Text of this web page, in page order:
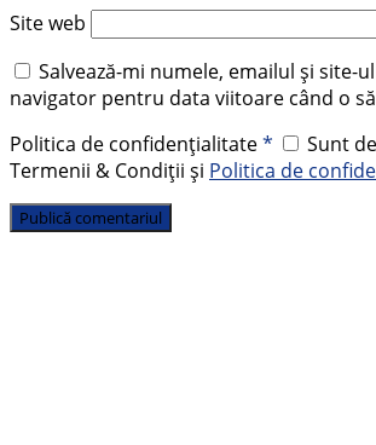
Site web
Salvează-mi numele, emailul și site-
navigator pentru data viitoare când o
Politica de confidențialitate*
Sunt
Termenii & Condiții și Politica de